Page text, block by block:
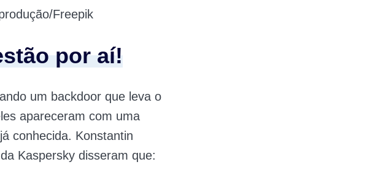
Freepik
por aí!
um backdoor que leva o
apareceram com uma
conhecida. Konstantin
Kaspersky disseram que: